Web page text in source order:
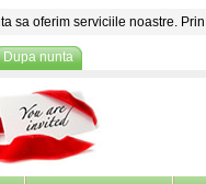
sa oferim serviciile noastre.
Dupa nunta